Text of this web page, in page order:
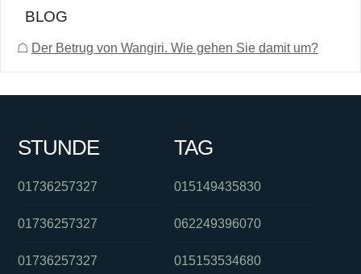
BLOG
☖ Der Betrug von Wangiri. Wie gehen Sie damit um?
STUNDE
01736257327
01736257327
01736257327
TAG
015149435830
062249396070
015153534680